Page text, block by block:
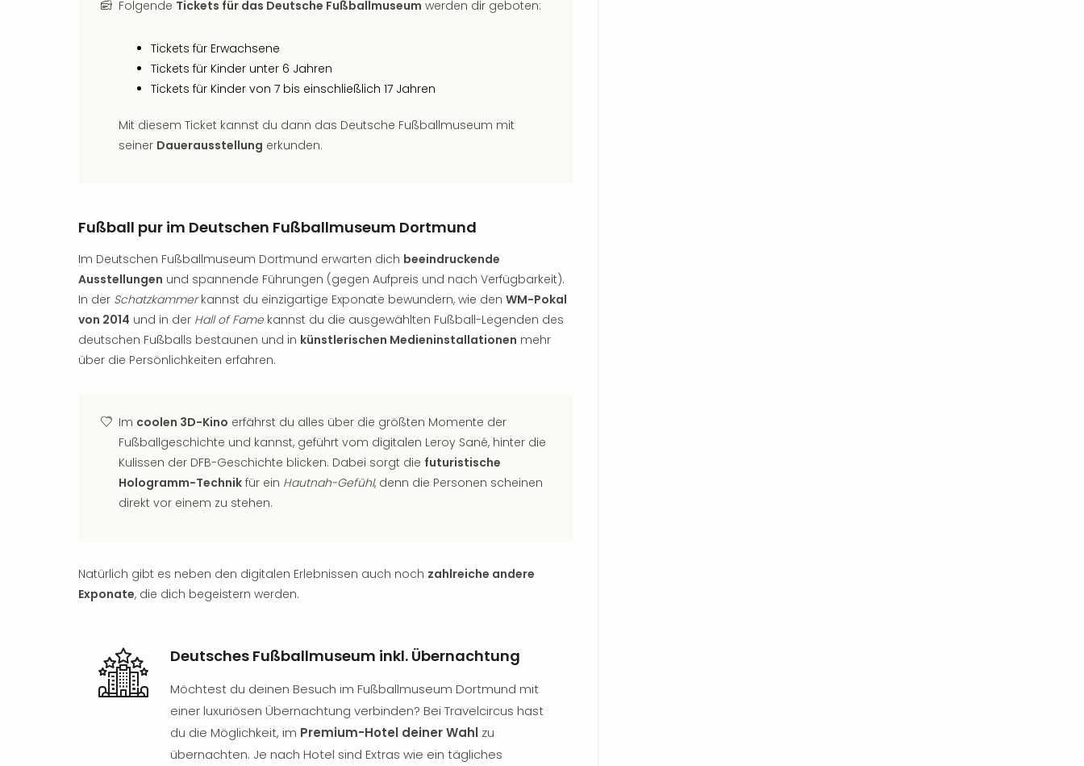
Folgende Tickets für das Deutsche Fußballmuseum werden dir geboten:
Tickets für Erwachsene
Tickets für Kinder unter 6 Jahren
Tickets für Kinder von 7 bis einschließlich 17 Jahren
Mit diesem Ticket kannst du dann das Deutsche Fußballmuseum mit
seiner Dauerausstellung erkunden.
Fußball pur im Deutschen Fußballmuseum Dortmund
Im Deutschen Fußballmuseum Dortmund erwarten dich beeindruckende
Ausstellungen und spannende Führungen (gegen Aufpreis und nach Verfügbarkeit).
In der Schatzkammerkannst du einzigartige Exponate bewundern, wie den WM-Pokal
von 2014 und in der Hall of Famekannst du die ausgewählten Fußball-Legenden des
deutschen Fußballs bestaunen und in künstlerischen Medieninstallationen mehr
über die Persönlichkeiten erfahren.
Im coolen 3D-Kino erfährst du alles über die größten Momente der
Fußballgeschichte und kannst, geführt vom digitalen Leroy Sané, hinter die
Kulissen der DFB-Geschichte blicken. Dabei sorgt die futuristische
Hologramm-Technik für ein Hautnah-Gefühl, denn die Personen scheinen
direkt vor einem zu stehen.
Natürlich gibt es neben den digitalen Erlebnissen auch noch zahlreiche andere
Exponate, die dich begeistern werden.
Deutsches Fußballmuseum inkl. Übernachtung
Möchtest du deinen Besuch im Fußballmuseum Dortmund mit
einer luxuriösen Übernachtung verbinden? Bei Travelcircus hast
du die Möglichkeit, im Premium-Hotel deiner Wahl zu
übernachten. Je nach Hotel sind Extras wie ein tägliches